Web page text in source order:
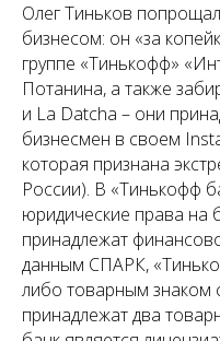
Олег Тиньков
бизнесом: он «за
группе «Тинькофф»
Потанина, а также
и La Datcha – они
бизнесмен в своем
которая признана
России). В «Тинькофф
юридические права на
принадлежат
данным СПАРК,
либо товарным знаком
принадлежат два